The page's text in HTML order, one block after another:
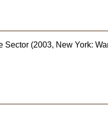
(2003, New York: